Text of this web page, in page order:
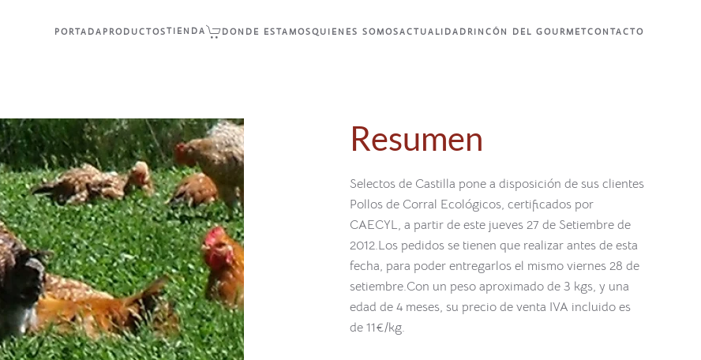
PORTADA PRODUCTOSTIENDA DONDE ESTAMOSQUIENES SOMOSACTUALIDAD RINCÓN DEL GOURMETCONTACTO
Resumen
Selectos de Castilla pone a disposición de sus clientes
Pollos de Corral Ecológicos, certificados por
CAECYL, a partir de este jueves 27 de Setiembre de
2012.Los pedidos se tienen que realizar antes de esta
fecha, para poder entregarlos el mismo viernes 28 de
setiembre.Con un peso aproximado de 3 kgs, y una
edad de 4 meses, su precio de venta IVA incluido es
de 11€/kg.